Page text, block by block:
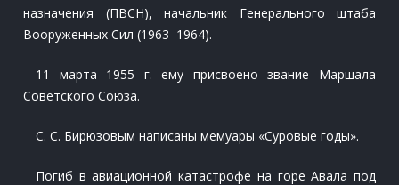
назначения (ПВСН), начальник Генерального штаба
Вооруженных Сил (1963–1964).
11 марта 1955 г. ему присвоено звание Маршала
Советского Союза.
С. С. Бирюзовым написаны мемуары «Суровые годы».
Погиб в авиационной катастрофе на горе Авала под